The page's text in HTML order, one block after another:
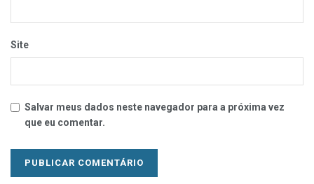
Site
Salvar meus dados neste navegador para a próxima vez
que eu comentar.